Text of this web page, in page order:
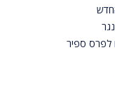
לפרס ספיר